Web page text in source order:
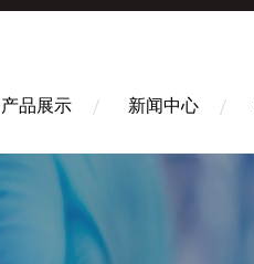
产品展示 新闻中心